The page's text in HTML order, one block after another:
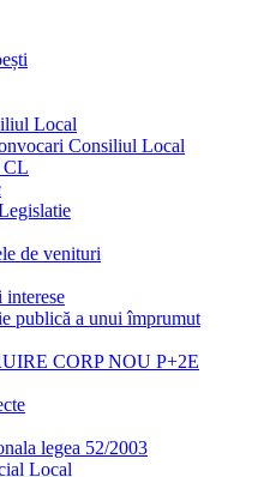
Local
Consiliul Local
CL
de venituri
interese
publică a unui împrumut
CORP NOU P+2E
legea 52/2003
Local